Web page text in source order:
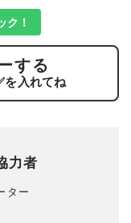
ク！
する
を入れてね
力者
ター